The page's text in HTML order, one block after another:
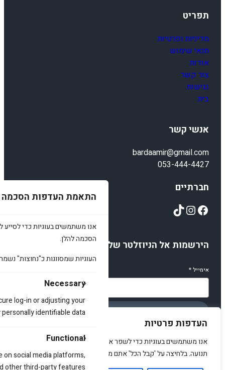
העדפות פרטיות
אנו משתמשים בעוגיות כדי לשפר את האתר, להציג תוכן מותאם ולנתח
תנועה. בלחיצה על 'קבל הכל' אתם מסכימים לכך.
התאמת העדפות הסכמה
אנו משתמשים בעוגיות כדי לסייע
הסכמה להלן.
העוגיות שמסווגות כ"נחוצות"
Necessary
log-in or adjusting your
identifiable data.
Functional
social media platforms,
other third-party features.
תפריט
מדיניות ופרטיות
תנאי שימוש
אודות
צור קשר
נגישות
בית
אנשי קשר
bardaamir@gmail.com
053-444-4427
חברתיים
Facebook
Instagram
TikTok
הירשמות אל הניוזלטר שלנו
אימייל*
© 2025 amirstuff. All rights reserved.